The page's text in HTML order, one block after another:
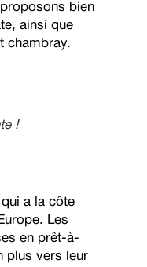
bien
ainsi que
chambray.
!
a la côte
Les
en prêt-à-
plus vers leur